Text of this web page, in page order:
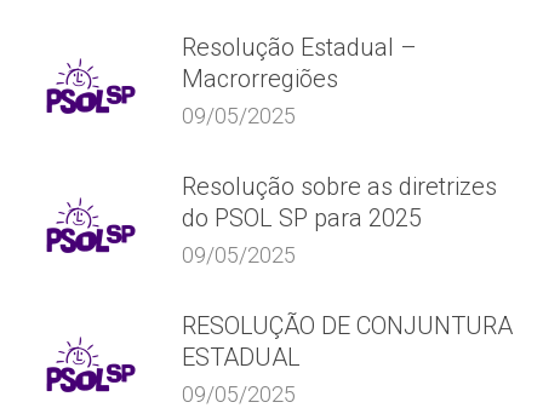
Resolução Estadual –
Macrorregiões
09/05/2025
Resolução sobre as diretrizes
do PSOL SP para 2025
09/05/2025
RESOLUÇÃO DE CONJUNTURA
ESTADUAL
09/05/2025